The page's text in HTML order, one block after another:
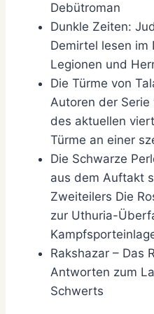
Debütroman
Dunkle Zeiten:
Demirtel lesen im
Legionen und
Die Türme von
Autoren der Serie
des aktuellen
Türme an einer
Die Schwarze
aus dem Auftakt
Zweiteilers Die
zur Uthuria-
Rakshazar – Das
Antworten zum
Schwerts